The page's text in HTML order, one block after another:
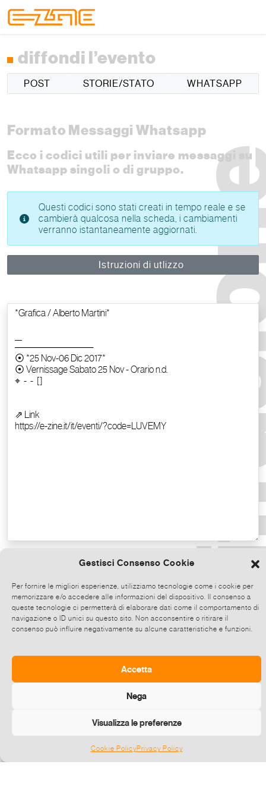
Gestisci Consenso Cookie
Per fornire le migliori esperienze, utilizziamo tecnologie come i cookie per
memorizzare e/o accedere alle informazioni del dispositivo. Il consenso a
queste tecnologie ci permetterà di elaborare dati come il comportamento di
navigazione o ID unici su questo sito. Non acconsentire o ritirare il
consenso può influire negativamente su alcune caratteristiche e funzioni.
Accetta
Nega
Visualizza le preferenze
Cookie PolicyPrivacy Policy
diffondi l’evento
POST STORIE/STATO WHATSAPP
Formato Messaggi Whatsapp
Ecco i codici utili per inviare messaggi su
Whatsapp singoli o di gruppo.
Questi codici sono stati creati in tempo reale e se
cambierà qualcosa nella scheda, i cambiamenti
verranno istantaneamente aggiornati.
Istruzioni di utlizzo
Copia il testo
Condividi direttamente su Whatsapp,
clicca e poi scegli fino a 5 contatti alla
volta con cui condividere questo evento.
Invia